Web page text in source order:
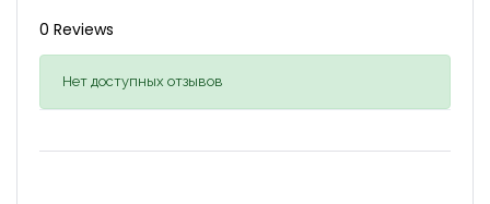
0 Reviews
Нет доступных отзывов